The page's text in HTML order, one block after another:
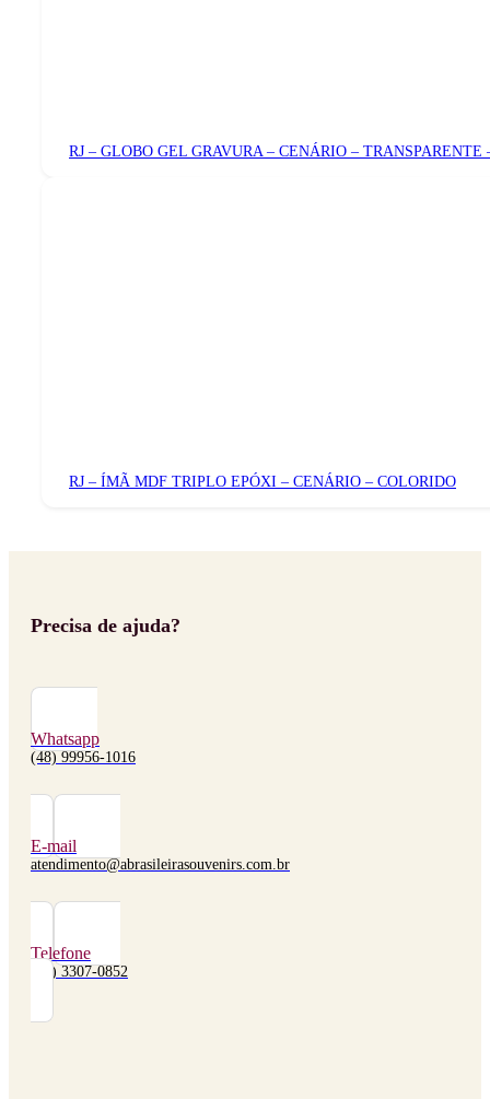
RJ – GLOBO GEL GRAVURA – CENÁRIO – TRANSPARENTE
RJ – ÍMÃ MDF TRIPLO EPÓXI – CENÁRIO – COLORIDO
Precisa de ajuda?
Whatsapp
(48) 99956-1016
E-mail
atendimento@abrasileirasouvenirs.com.br
Telefone
(48) 3307-0852